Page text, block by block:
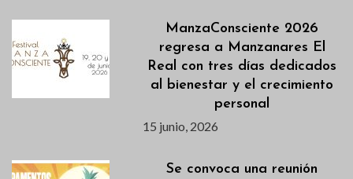
ManzaConsciente 2026
regresa a Manzanares El
Real con tres días dedicados
al bienestar y el crecimiento
personal
15 junio, 2026
Se convoca una reunión